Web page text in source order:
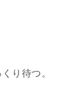
り待つ。